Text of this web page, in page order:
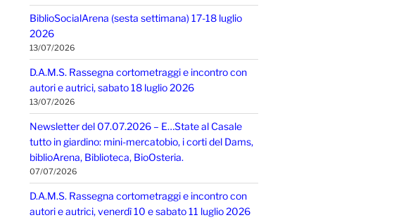
BiblioSocialArena (sesta settimana) 17-18 luglio
2026
13/07/2026
D.A.M.S. Rassegna cortometraggi e incontro con
autori e autrici, sabato 18 luglio 2026
13/07/2026
Newsletter del 07.07.2026 – E…State al Casale
tutto in giardino: mini-mercatobio, i corti del Dams,
biblioArena, Biblioteca, BioOsteria.
07/07/2026
D.A.M.S. Rassegna cortometraggi e incontro con
autori e autrici, venerdì 10 e sabato 11 luglio 2026